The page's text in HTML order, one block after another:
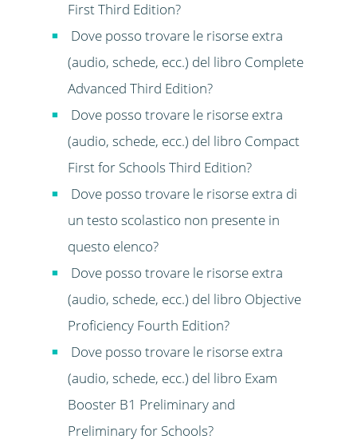
First Third Edition?
Dove posso trovare le risorse extra
(audio, schede, ecc.) del libro Complete
Advanced Third Edition?
Dove posso trovare le risorse extra
(audio, schede, ecc.) del libro Compact
First for Schools Third Edition?
Dove posso trovare le risorse extra di
un testo scolastico non presente in
questo elenco?
Dove posso trovare le risorse extra
(audio, schede, ecc.) del libro Objective
Proficiency Fourth Edition?
Dove posso trovare le risorse extra
(audio, schede, ecc.) del libro Exam
Booster B1 Preliminary and
Preliminary for Schools?